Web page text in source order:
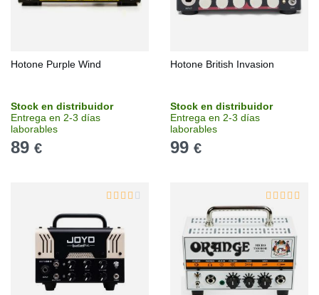
Hotone Purple Wind
Stock en distribuidor
Entrega en 2-3 días
laborables
89 €
Hotone British Invasion
Stock en distribuidor
Entrega en 2-3 días
laborables
99 €